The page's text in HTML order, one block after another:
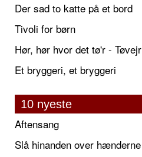
Der sad to katte på et bord
Tivoli for børn
Hør, hør hvor det tø'r - Tøvejr
Et bryggeri, et bryggeri
10 nyeste
Aftensang
Slå hinanden over hænderne